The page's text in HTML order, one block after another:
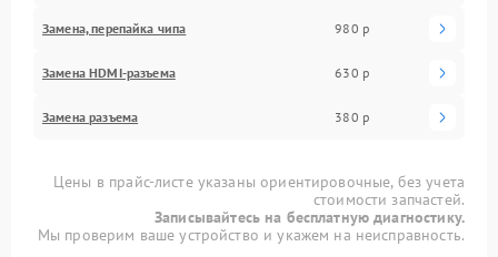
Замена, перепайка чипа 980 р
Замена HDMI-разъема 630 р
Замена разъема 380 р
Цены в прайс-листе указаны ориентировочные, без учета
стоимости запчастей.
Записывайтесь на бесплатную диагностику.
Мы проверим ваше устройство и укажем на неисправность.